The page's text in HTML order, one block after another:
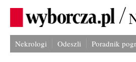
Nekrologi Odeszli Poradnik